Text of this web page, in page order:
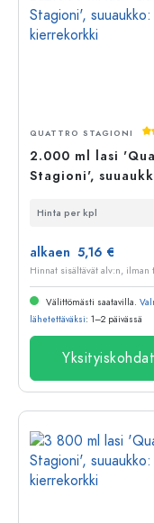
QUATTRO STAGIONI
2.000 ml lasi
Stagioni',
Hinta per kpl
alkaen 5,16 €
Välittömästi saatavilla.
lähetettäväksi: 1–2 päivässä
Yksityiskohdat